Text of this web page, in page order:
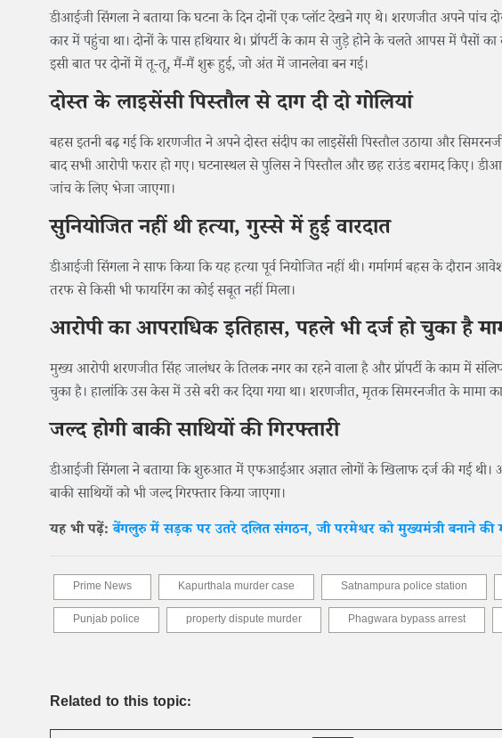
डीआईजी सिंगला ने बताया कि घटना के दिन दोनों एक प्लॉट देखने गए थे। शरणजीत अपने पांच
कार में पहुंचा था। दोनों के पास हथियार थे। प्रॉपर्टी के काम से जुड़े होने के चलते आपस में
इसी बात पर दोनों में तू-तू, मैं-मैं शुरू हुई, जो अंत में जानलेवा बन गई।
दोस्त के लाइसेंसी पिस्तौल से दाग दी दो गोलियां
बहस इतनी बढ़ गई कि शरणजीत ने अपने दोस्त संदीप का लाइसेंसी पिस्तौल उठाया और
बाद सभी आरोपी फरार हो गए। घटनास्थल से पुलिस ने पिस्तौल और छह राउंड बरामद किए।
जांच के लिए भेजा जाएगा।
सुनियोजित नहीं थी हत्या, गुस्से में हुई वारदात
डीआईजी सिंगला ने साफ किया कि यह हत्या पूर्व नियोजित नहीं थी। गर्मागर्म बहस के
तरफ से किसी भी फायरिंग का कोई सबूत नहीं मिला।
आरोपी का आपराधिक इतिहास, पहले भी दर्ज हो चुका है
मुख्य आरोपी शरणजीत सिंह जालंधर के तिलक नगर का रहने वाला है और प्रॉपर्टी के काम में
चुका है। हालांकि उस केस में उसे बरी कर दिया गया था। शरणजीत, मृतक सिमरनजीत के मामा
जल्द होगी बाकी साथियों की गिरफ्तारी
डीआईजी सिंगला ने बताया कि शुरुआत में एफआईआर अज्ञात लोगों के खिलाफ दर्ज की गई
बाकी साथियों को भी जल्द गिरफ्तार किया जाएगा।
यह भी पढ़ें:बेंगलुरु में सड़क पर उतरे दलित संगठन, जी परमेश्वर को मुख्यमंत्री बनाने की
Prime News Kapurthala murder case Satnampura police station
Punjab police
property dispute murder Phagwara bypass arrest
Related to this topic: